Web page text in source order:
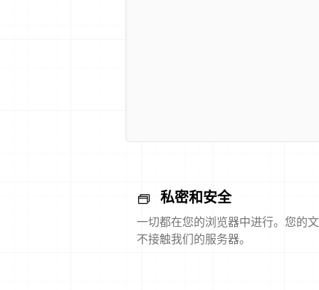
私密和安全
一切都在您的浏览器中进行。您的
不接触我们的服务器。